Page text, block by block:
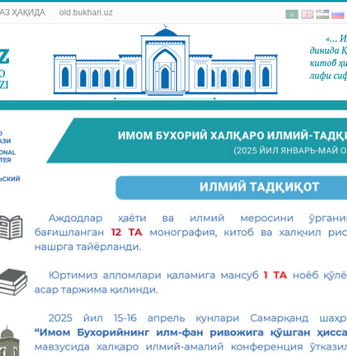
ҲАҚИДА old.bukhari.uz